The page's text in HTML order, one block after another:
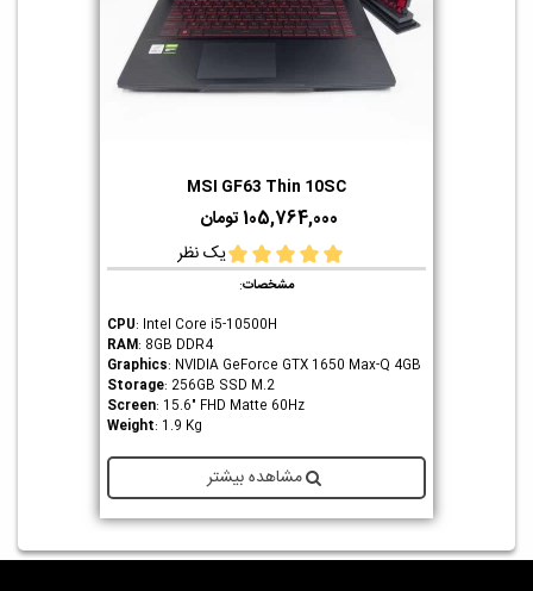
MSI GF63 Thin 10SC
105,764,000 تومان
یک نظر
مشخصات:
CPU: Intel Core i5-10500H
RAM: 8GB DDR4
Graphics: NVIDIA GeForce GTX 1650 Max-Q 4GB
Storage: 256GB SSD M.2
Screen: 15.6" FHD Matte 60Hz
Weight: 1.9 Kg
مشاهده بیشتر